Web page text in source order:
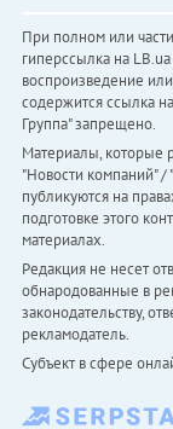
При полном или
гиперссылка на
воспроизведение
содержится ссылка
Группа" запрещено.
Материалы, которые
"Новости компаний" /
публикуются на
подготовке этого
материалах.
Редакция не несет
обнародованные в
законодательству,
рекламодатель.
Субъект в сфере